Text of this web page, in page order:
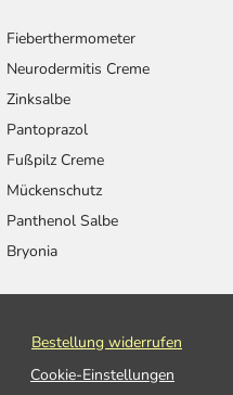
Fieberthermometer
Neurodermitis Creme
Zinksalbe
Pantoprazol
Fußpilz Creme
Mückenschutz
Panthenol Salbe
Bryonia
Bestellung widerrufen
Cookie-Einstellungen